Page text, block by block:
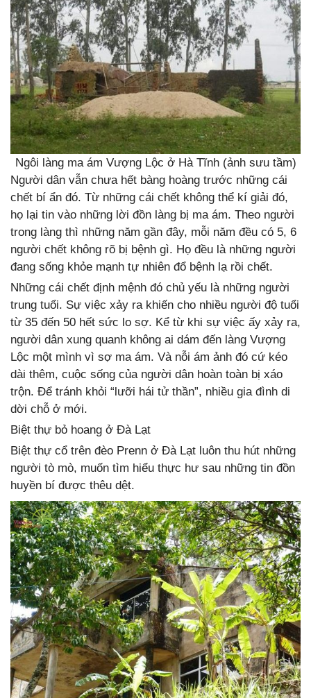
Ngôi làng ma ám Vượng Lộc ở Hà Tĩnh (ảnh sưu tầm)
Người dân vẫn chưa hết bàng hoàng trước những cái
chết bí ẩn đó. Từ những cái chết không thể kí giải đó,
họ lại tin vào những lời đồn làng bị ma ám. Theo người
trong làng thì những năm gần đây, mỗi năm đều có 5, 6
người chết không rõ bị bệnh gì. Họ đều là những người
đang sống khỏe mạnh tự nhiên đổ bệnh lạ rồi chết.
Những cái chết định mệnh đó chủ yếu là những người
trung tuổi. Sự việc xảy ra khiến cho nhiều người độ tuổi
từ 35 đến 50 hết sức lo sợ. Kể từ khi sự việc ấy xảy ra,
người dân xung quanh không ai dám đến làng Vượng
Lộc một mình vì sợ ma ám. Và nỗi ám ảnh đó cứ kéo
dài thêm, cuộc sống của người dân hoàn toàn bị xáo
trộn. Để tránh khỏi “lưỡi hái tử thần”, nhiều gia đình di
dời chỗ ở mới.
Biệt thự bỏ hoang ở Đà Lạt
Biệt thự cổ trên đèo Prenn ở Đà Lạt luôn thu hút những
người tò mò, muốn tìm hiểu thực hư sau những tin đồn
huyền bí được thêu dệt.